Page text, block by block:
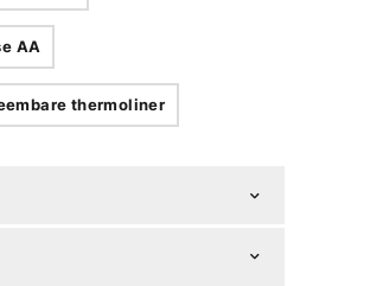
AA
thermoliner